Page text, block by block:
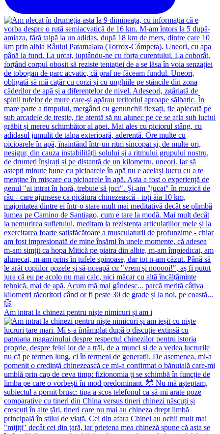
Am intrat la chinezi pentru niște nimicuri și am i